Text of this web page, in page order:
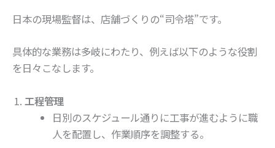
日本の現場監督は、店舗づくりの“司令塔”です。
具体的な業務は多岐にわたり、例えば以下のような役割
を日々こなします。
工程管理
日別のスケジュール通りに工事が進むように職
人を配置し、作業順序を調整する。